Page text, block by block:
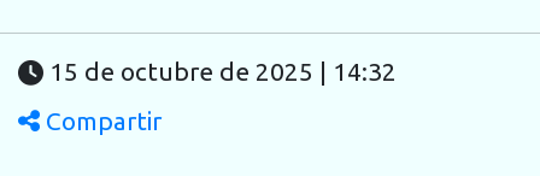
15 de octubre de 2025 | 14:32
Compartir